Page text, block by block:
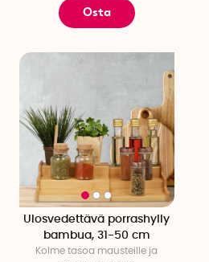
Osta
Ulosvedettävä porrashylly
bambua, 31-50 cm
Kolme tasoa mausteille ja